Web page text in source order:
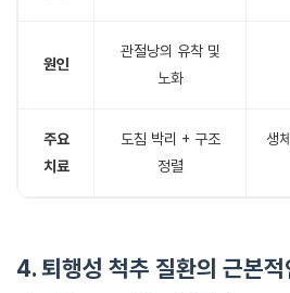
원인
관절낭의 유착 및
노화
주요
치료
도침 박리 + 구조
정렬
생
4. 퇴행성 척추 질환의 근본